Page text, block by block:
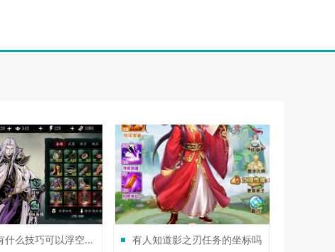
光遇中有什么技巧可以浮空行走
有人知道影之刃任务的坐标吗